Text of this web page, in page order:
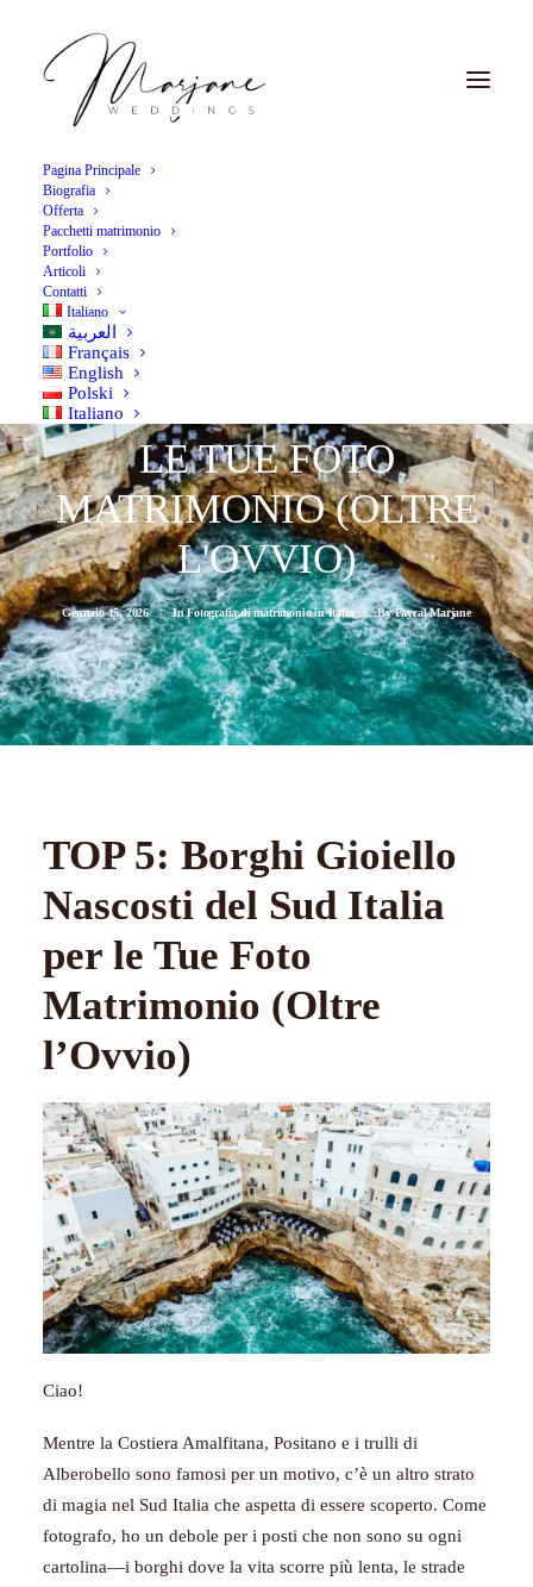
Pagina Principale
Biografia
Offerta
Pacchetti matrimonio
Portfolio
Articoli
Contatti
Italiano
العربية
Français
English
Polski
Italiano
TOP 5: BORGHI
GIOIELLO NASCOSTI
DEL SUD ITALIA PER
LE TUE FOTO
MATRIMONIO (OLTRE
L'OVVIO)
Gennaio 15, 2026 | InFotografia di matrimonio in Italia | ByFaycal Marjane
TOP 5: Borghi Gioiello
Nascosti del Sud Italia
per le Tue Foto
Matrimonio (Oltre
l’Ovvio)
Ciao!
Mentre la Costiera Amalfitana, Positano e i trulli di
Alberobello sono famosi per un motivo, c’è un altro strato
di magia nel Sud Italia che aspetta di essere scoperto. Come
fotografo, ho un debole per i posti che non sono su ogni
cartolina—i borghi dove la vita scorre più lenta, le strade